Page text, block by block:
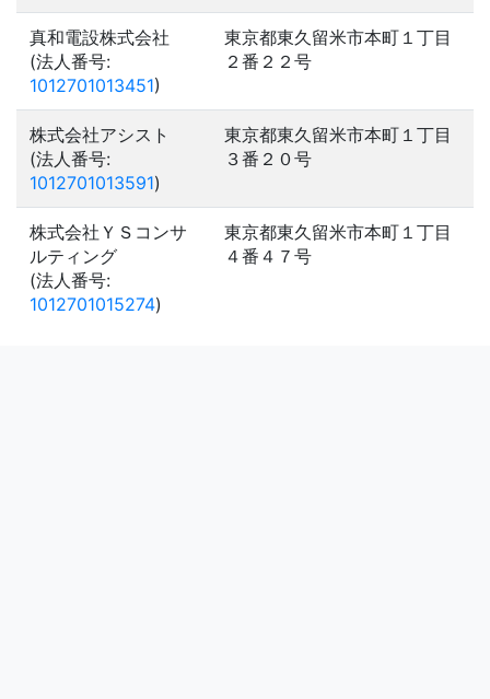
真和電設株式会社
(法人番号:
1012701013451)
東京都東久留米市本町１丁目
２番２２号
株式会社アシスト
(法人番号:
1012701013591)
東京都東久留米市本町１丁目
３番２０号
株式会社ＹＳコンサ
ルティング
(法人番号:
1012701015274)
東京都東久留米市本町１丁目
４番４７号